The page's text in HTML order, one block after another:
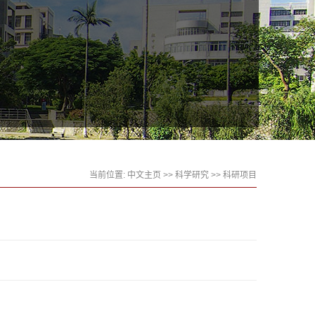
当前位置: 中文主页 >> 科学研究 >> 科研项目